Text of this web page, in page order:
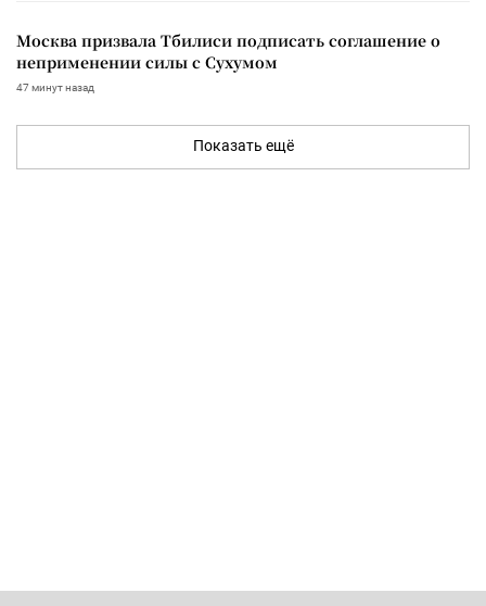
Москва призвала Тбилиси подписать соглашение о
неприменении силы с Сухумом
47 минут назад
Показать ещё